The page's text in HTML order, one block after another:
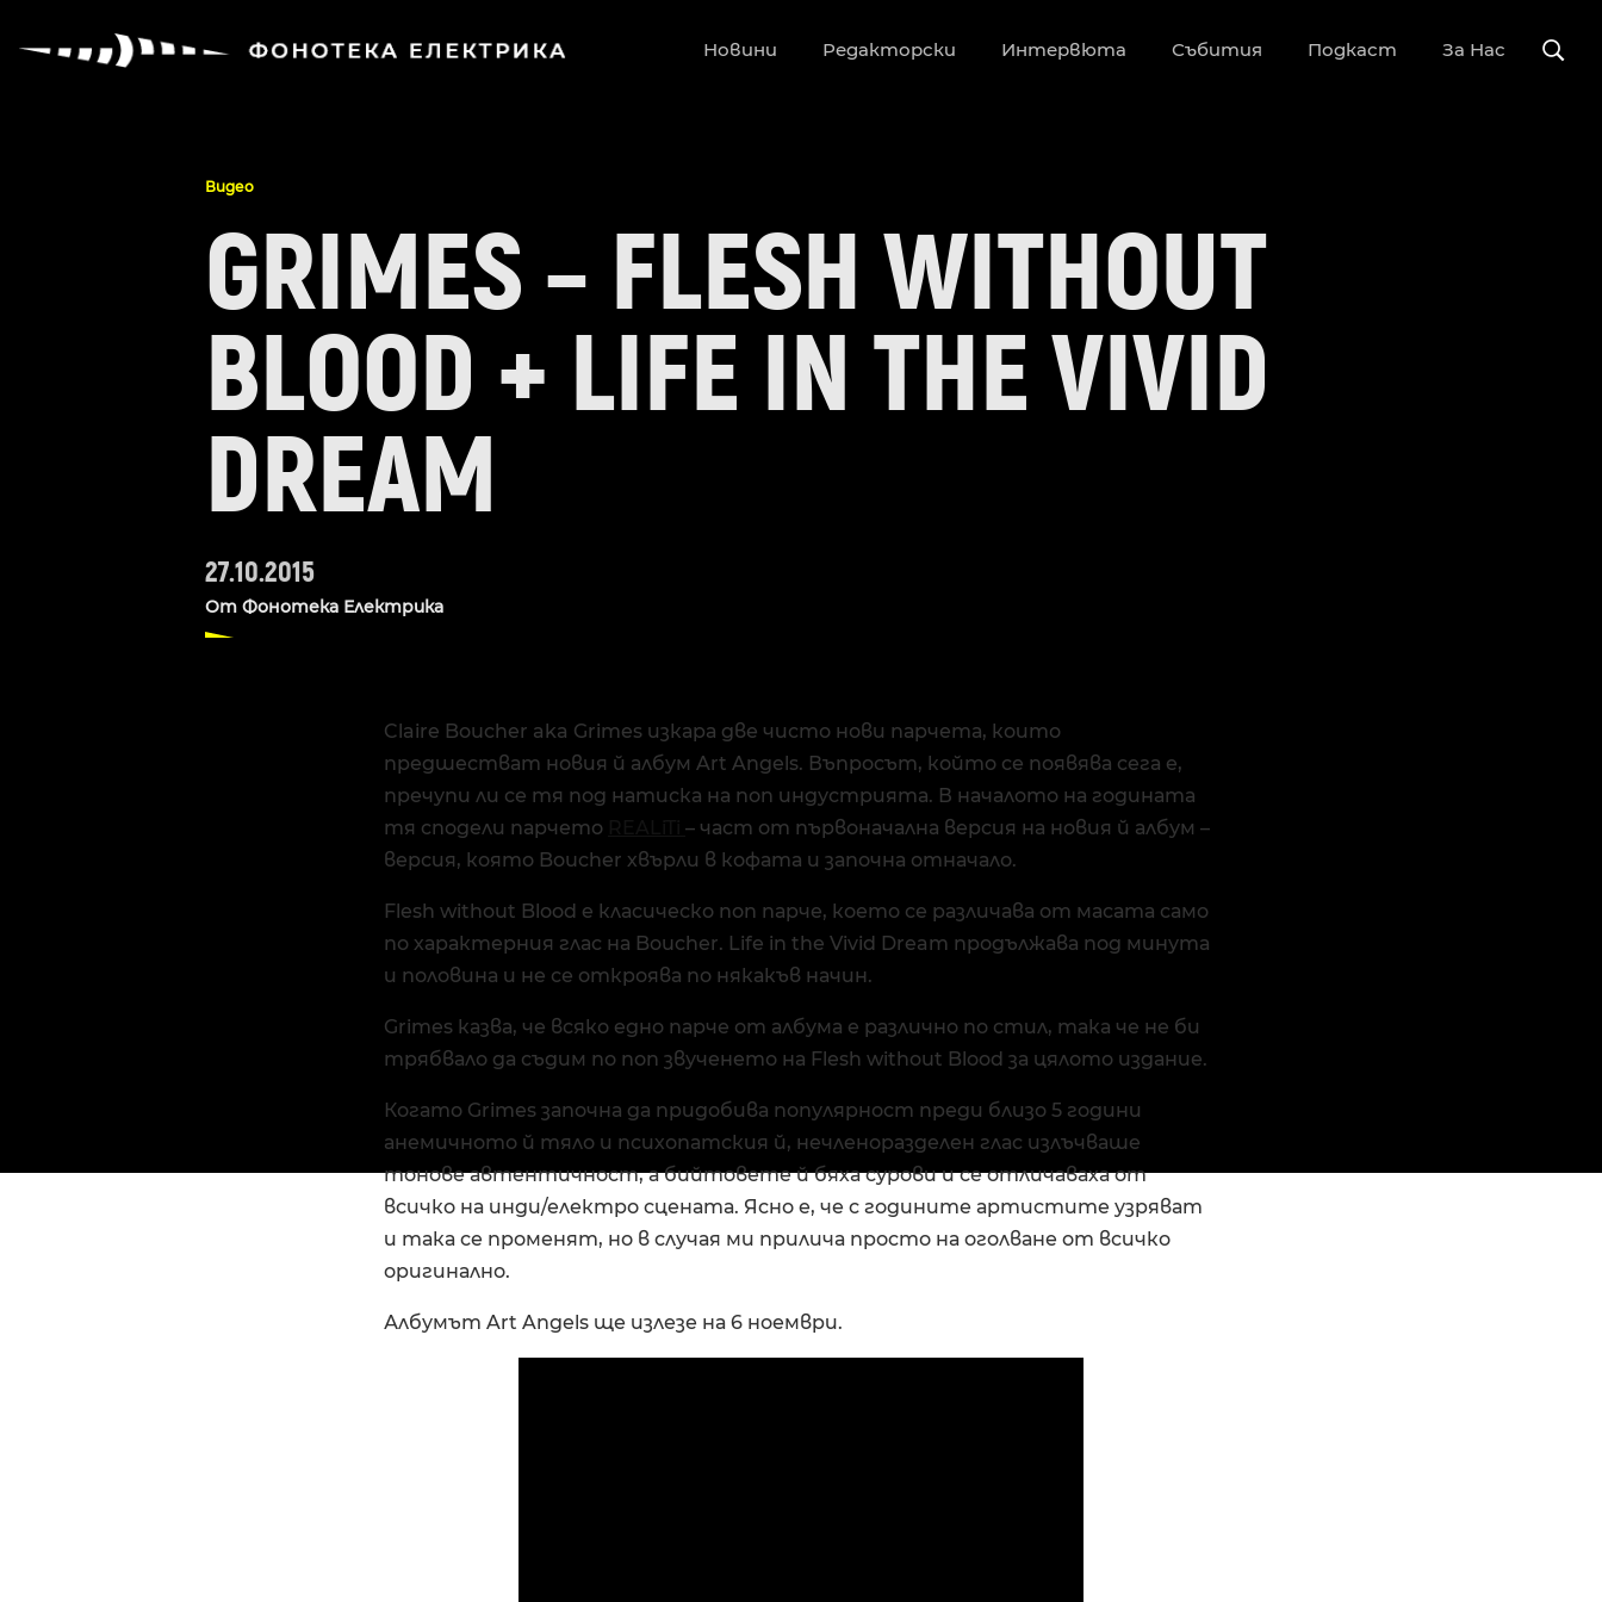
Новини Редакторски Интервюта Събития Подкаст За Нас
Видео
GRIMES – FLESH WITHOUT
BLOOD + LIFE IN THE VIVID
DREAM
27.10.2015
От Фонотека Електрика
Claire Boucher aka Grimes изкара две чисто нови парчета, които
предшестват новия й албум Art Angels. Въпросът, който се появява сега е,
пречупи ли се тя под натиска на поп индустрията. В началото на годината
тя сподели парчето
– част от първоначална версия на новия й албум –
версия, която Boucher хвърли в кофата и започна отначало.
Flesh without Blood e класическо поп парче, което се различава от масата само
по характерния глас на Boucher. Life in the Vivid Dream продължава под минута
и половина и не се откроява по някакъв начин.
Grimes казва, че всяко едно парче от албума е различно по стил, така че не би
трябвало да съдим по поп звученето на Flesh without Blood за цялото издание.
Когато Grimes започна да придобива популярност преди близо 5 години
анемичното й тяло и психопатския й, нечленоразделен глас излъчваше
тонове автентичност, а бийтовете й бяха сурови и се отличаваха от
всичко на инди/електро сцената. Ясно е, че с годините артистите узряват
и така се променят, но в случая ми прилича просто на оголване от всичко
оригинално.
Албумът Art Angels ще излезе на 6 ноември.